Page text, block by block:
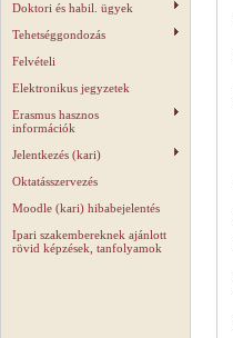
Doktori és habil. ügyek
Tehetséggondozás
Felvételi
Elektronikus jegyzetek
Erasmus hasznos
információk
Jelentkezés (kari)
Oktatásszervezés
Moodle (kari) hibabejelentés
Ipari szakembereknek ajánlott
rövid képzések, tanfolyamok